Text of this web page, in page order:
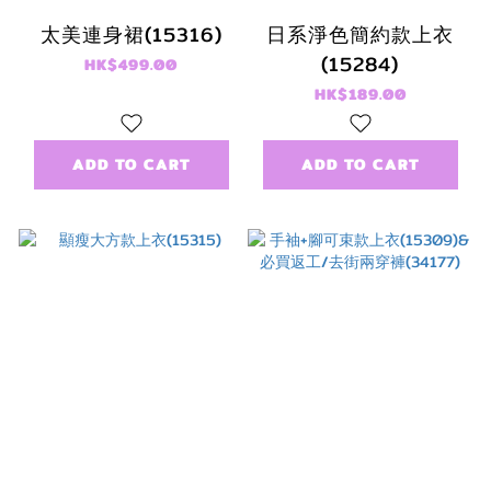
太美連身裙(15316)
HK$499.00
ADD TO CART
日系淨色簡約款上衣
(15284)
HK$189.00
ADD TO CART